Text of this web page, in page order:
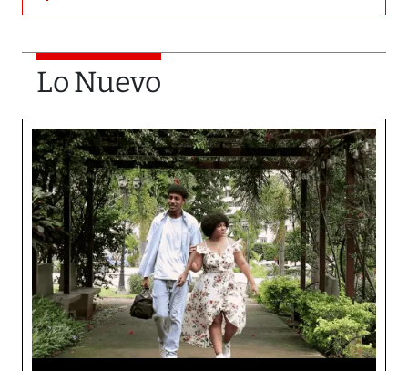
Lo Nuevo